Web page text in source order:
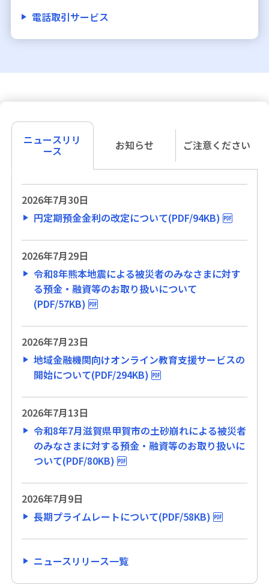
電話取引サービス
ニュースリリ
ース お知らせ ご注意ください
2026年7月30日
円定期預金金利の改定について(PDF/94KB)
2026年7月29日
令和8年熊本地震による被災者のみなさまに対す
る預金・融資等のお取り扱いについて
(PDF/57KB)
2026年7月23日
地域金融機関向けオンライン教育支援サービスの
開始について(PDF/294KB)
2026年7月13日
令和8年7月滋賀県甲賀市の土砂崩れによる被災者
のみなさまに対する預金・融資等のお取り扱いに
ついて(PDF/80KB)
2026年7月9日
長期プライムレートについて(PDF/58KB)
ニュースリリース一覧